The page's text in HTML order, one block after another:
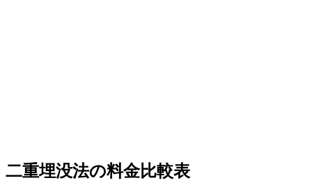
二重埋没法の料金比較表